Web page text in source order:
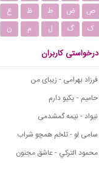
ص
ض ط ظ ع
ک
گ ل م ن
درخواستی کاربران
فرزاد بهرامی - زیبای من
حامیم - یکیو دارم
نیواد - نیمه گمشدمی
سامی لو - تلخم همچو شراب
محمود التركي - عاشق مجنون